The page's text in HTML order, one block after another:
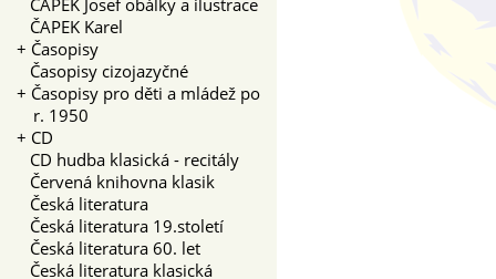
ČAPEK Karel
+ Časopisy
Časopisy cizojazyčné
+ Časopisy pro děti a mládež po
r. 1950
+ CD
CD hudba klasická - recitály
Červená knihovna klasik
Česká literatura
Česká literatura 19.století
Česká literatura 60. let
Česká literatura klasická